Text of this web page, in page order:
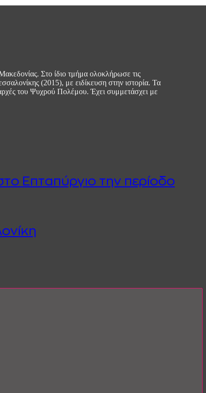
Στο ίδιο τμήμα ολοκλήρωσε τις
(2015), με ειδίκευση στην ιστορία. Τα
του Ψυχρού Πολέμου. Έχει συμμετάσχει με
Επταπύργιο την περίοδο